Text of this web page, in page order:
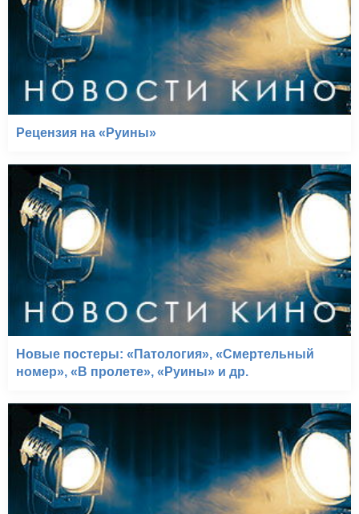
Рецензия на «Руины»
Новые постеры: «Патология», «Смертельный
номер», «В пролете», «Руины» и др.